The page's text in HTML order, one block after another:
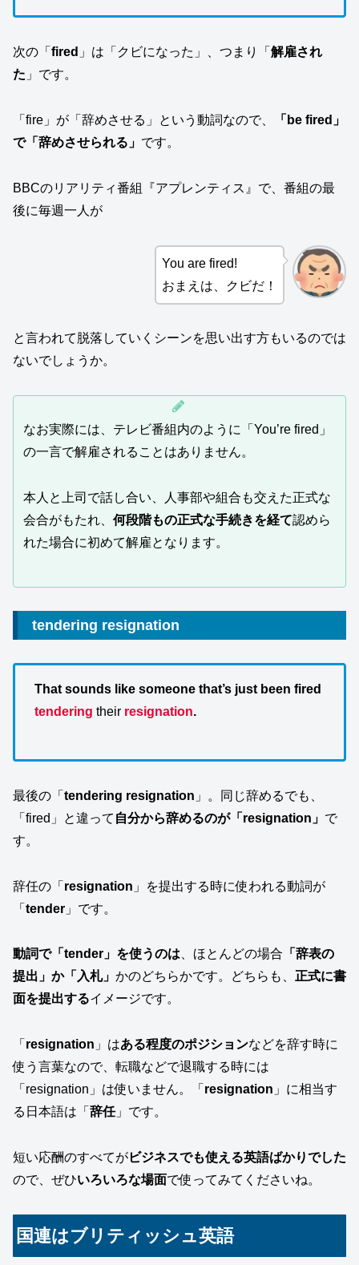
次の「 fired 」は「クビになった」、つまり「 解雇され
た 」です。
「fire」が「辞めさせる」という動詞なので、
「be fired」
で「辞めさせられる」 です。
BBCのリアリティ番組『アプレンティス』で、番組の最
後に毎週一人が
You are fired!
おまえは、クビだ！
と言われて脱落していくシーンを思い出す方もいるのでは
ないでしょうか。
なお実際には、テレビ番組内のように「You’re fired」
の一言で解雇されることはありません。
本人と上司で話し合い、人事部や組合も交えた正式な
会合がもたれ、 何段階もの正式な手続きを経て認めら
れた場合に初めて解雇となります。
tendering resignation
That sounds like someone that’s just been fired
tendering their resignation.
最後の「 tendering resignation 」。同じ辞めるでも、
「fired」と違って 自分から辞めるのが「resignation」 で
す。
辞任の「 resignation 」を提出する時に使われる動詞が
「 tender 」です。
動詞で「tender」を使うのは 、ほとんどの場合 「辞表の
提出」か「入札」 かのどちらかです。どちらも、 正式に書
面を提出するイメージです。
「 resignation 」はある程度のポジションなどを辞す時に
使う言葉なので、転職などで退職する時には
「resignation」は使いません。「 resignation 」に相当す
る日本語は「 辞任」です。
短い応酬のすべてがビジネスでも使える英語ばかりでした
ので、ぜひいろいろな場面で使ってみてくださいね。
国連はブリティッシュ英語